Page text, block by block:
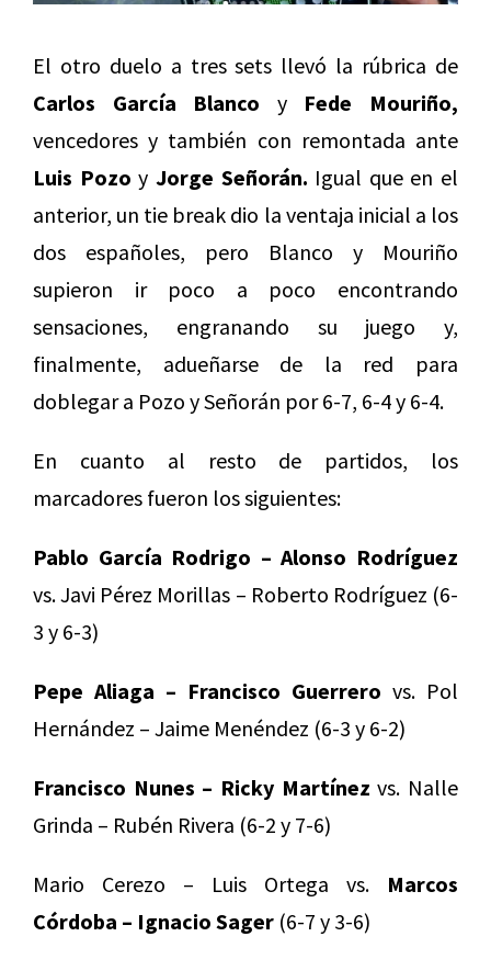
El otro duelo a tres sets llevó la rúbrica de
Carlos García Blanco y Fede Mouriño,
vencedores y también con remontada ante
Luis Pozo y Jorge Señorán. Igual que en el
anterior, un tie break dio la ventaja inicial a los
dos españoles, pero Blanco y Mouriño
supieron ir poco a poco encontrando
sensaciones, engranando su juego y,
finalmente, adueñarse de la red para
doblegar a Pozo y Señorán por 6-7, 6-4 y 6-4.
En cuanto al resto de partidos, los
marcadores fueron los siguientes:
Pablo García Rodrigo – Alonso Rodríguez
vs. Javi Pérez Morillas – Roberto Rodríguez (6-
3 y 6-3)
Pepe Aliaga – Francisco Guerrero vs. Pol
Hernández – Jaime Menéndez (6-3 y 6-2)
Francisco Nunes – Ricky Martínez vs. Nalle
Grinda – Rubén Rivera (6-2 y 7-6)
Mario Cerezo – Luis Ortega vs. Marcos
Córdoba – Ignacio Sager (6-7 y 3-6)